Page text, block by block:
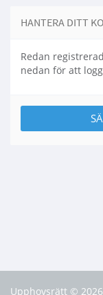
HANTERA DITT
Redan
nedan för att
Upphovsrätt ©